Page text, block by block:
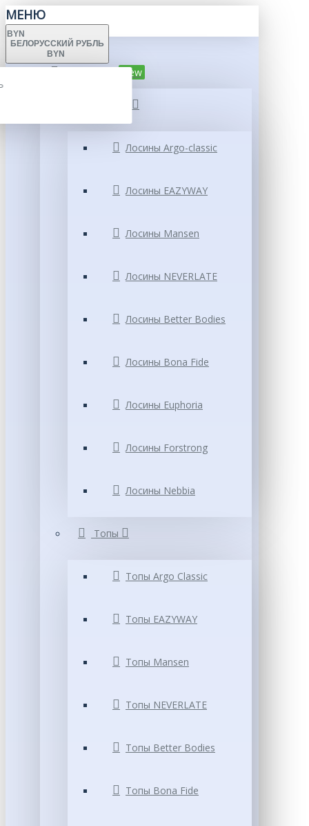
МЕНЮ
BYN
БЕЛОРУССКИЙ РУБЛЬ
BYN
New
Лосины Argo-classic
Лосины EAZYWAY
Лосины Mansen
Лосины NEVERLATE
Лосины Better Bodies
Лосины Bona Fide
Лосины Euphoria
Лосины Forstrong
Лосины Nebbia
Топы
Топы Argo Classic
Топы EAZYWAY
Топы Mansen
Топы NEVERLATE
Топы Better Bodies
Топы Bona Fide